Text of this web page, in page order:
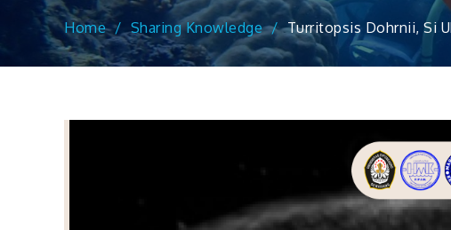
Home Sharing Knowledge Turritopsis Dohrnii, Si